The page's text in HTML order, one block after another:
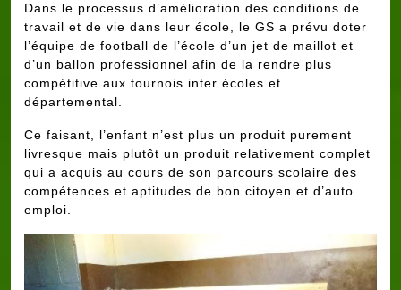
Dans le processus d’amélioration des conditions de
travail et de vie dans leur école, le GS a prévu doter
l’équipe de football de l’école d’un jet de maillot et
d’un ballon professionnel afin de la rendre plus
compétitive aux tournois inter écoles et
départemental.
Ce faisant, l’enfant n’est plus un produit purement
livresque mais plutôt un produit relativement complet
qui a acquis au cours de son parcours scolaire des
compétences et aptitudes de bon citoyen et d’auto
emploi.